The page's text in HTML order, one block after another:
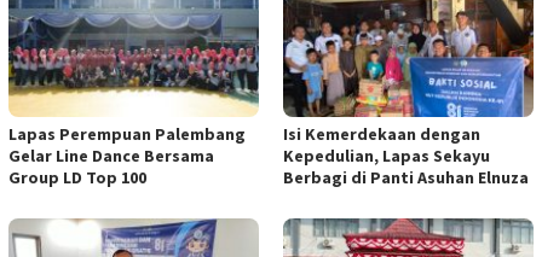
Lapas Perempuan Palembang
Gelar Line Dance Bersama
Group LD Top 100
Isi Kemerdekaan dengan
Kepedulian, Lapas Sekayu
Berbagi di Panti Asuhan Elnuza